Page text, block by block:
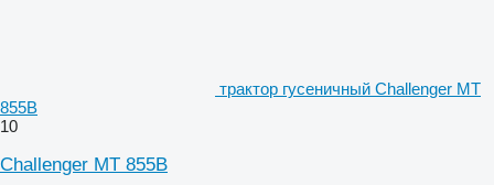
трактор гусеничный Challenger MT
855B
10
Challenger MT 855B